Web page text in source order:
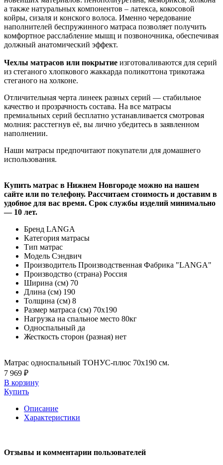
а также натуральных компонентов – латекса, кокосовой
койры, сизаля и конского волоса. Именно чередование
наполнителей беспружинного матраса позволяет получить
комфортное расслабление мышц и позвоночника, обеспечивая
должный анатомический эффект.
Чехлы матрасов или покрытие изготоваливаются для серий
из стеганого хлопкового жаккарда поликоттона трикотажа
стеганого на холконе.
Отличительная черта линеек разных серий — стабильное
качество и прозрачность состава. На все матрасы
премиальных серий бесплатно устанавливается смотровая
молния: расстегнув её, вы лично убедитесь в заявленном
наполнении.
Наши матрасы предпочитают покупатели для домашнего
использования.
Купить матрас в Нижнем Новгороде можно на нашем
сайте или по телефону. Рассчитаем стоимость и доставим в
удобное для вас время. Срок службы изделий минимально
— 10 лет.
Бренд LANGA
Категория матрасы
Тип матрас
Модель Сэндвич
Производитель Производственная Фабрика "LANGA"
Производство (страна) Россия
Ширина (см) 70
Длина (см) 190
Толщина (см) 8
Размер матраса (см) 70х190
Нагрузка на спальное место 80кг
Односпальный да
Жесткость сторон (разная) нет
Матрас односпальный ТОНУС-плюс 70х190 см.
7 969 ₽
В корзину
Купить
Описание
Характеристики
Отзывы и комментарии пользователей